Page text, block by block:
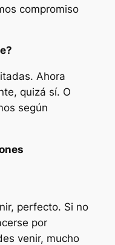
compromiso
Ahora
quizá sí. O
según
perfecto. Si no
por
venir, mucho